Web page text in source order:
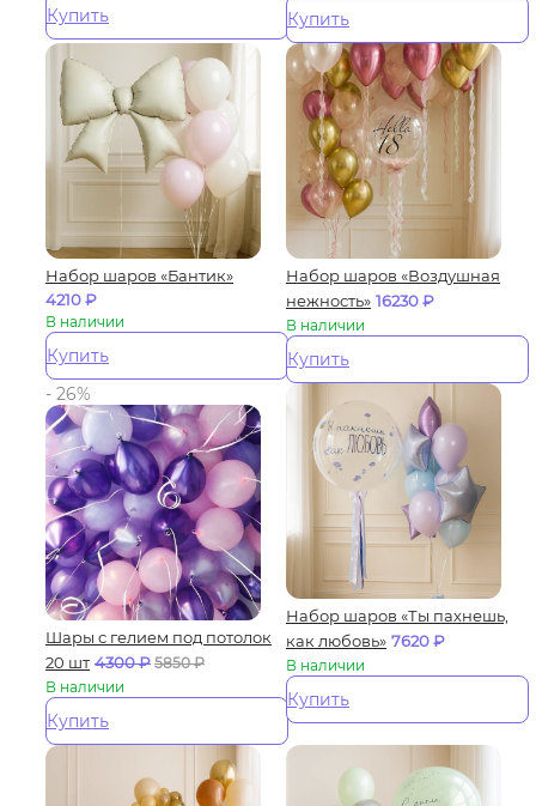
Купить Купить
Набор шаров «Бантик»
4210₽
В наличии
Купить
Набор шаров «Воздушная
нежность» 16230₽
В наличии
Купить
- 26%
Шары с гелием под потолок
20 шт 4300₽ 5850₽
В наличии
Купить
Набор шаров «Ты пахнешь,
как любовь» 7620₽
В наличии
Купить